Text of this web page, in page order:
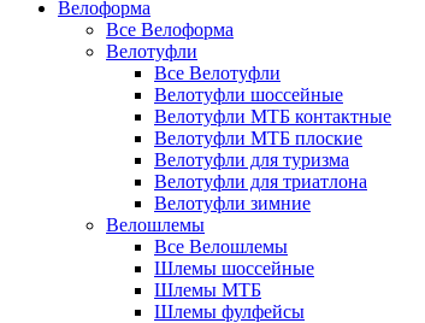
Велоформа
Все Велоформа
Велотуфли
Все Велотуфли
Велотуфли шоссейные
Велотуфли МТБ контактные
Велотуфли МТБ плоские
Велотуфли для туризма
Велотуфли для триатлона
Велотуфли зимние
Велошлемы
Все Велошлемы
Шлемы шоссейные
Шлемы МТБ
Шлемы фулфейсы